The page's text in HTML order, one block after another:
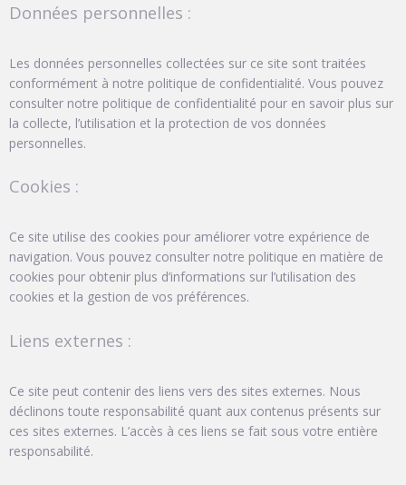
Données personnelles :
Les données personnelles collectées sur ce site sont traitées
conformément à notre politique de confidentialité. Vous pouvez
consulter notre politique de confidentialité pour en savoir plus sur
la collecte, l’utilisation et la protection de vos données
personnelles.
Cookies :
Ce site utilise des cookies pour améliorer votre expérience de
navigation. Vous pouvez consulter notre politique en matière de
cookies pour obtenir plus d’informations sur l’utilisation des
cookies et la gestion de vos préférences.
Liens externes :
Ce site peut contenir des liens vers des sites externes. Nous
déclinons toute responsabilité quant aux contenus présents sur
ces sites externes. L’accès à ces liens se fait sous votre entière
responsabilité.